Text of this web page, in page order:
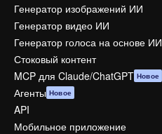
Генератор изображений ИИ
Генератор видео ИИ
Генератор голоса на основе ИИ
Стоковый контент
MCP для Claude/ChatGPT Новое
Агенты Новое
API
Мобильное приложение